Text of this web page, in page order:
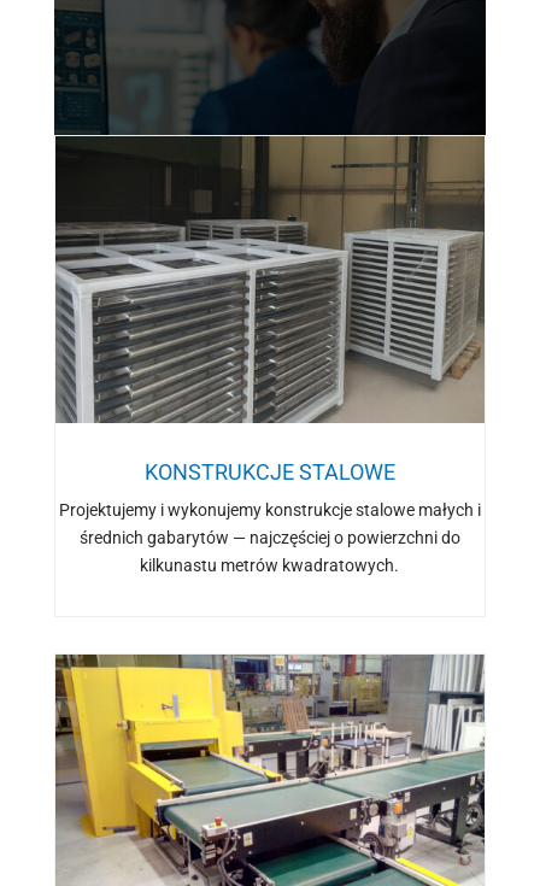
KONSTRUKCJE STALOWE
Projektujemy i wykonujemy konstrukcje stalowe małych i
średnich gabarytów — najczęściej o powierzchni do
kilkunastu metrów kwadratowych.